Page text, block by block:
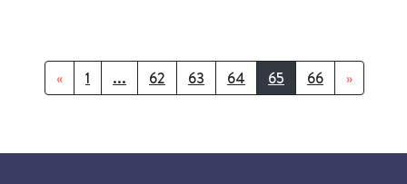
« 1 ... 62 63 64 65 66 »